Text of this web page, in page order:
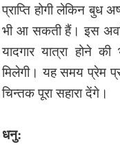
प्राप्ति होगी लेकिन
भी आ सकती हैं। इस
यादगार यात्रा होने
मिलेगी। यह समय प्रेम
चिन्तक पूरा सहारा देंगे।
धनु: